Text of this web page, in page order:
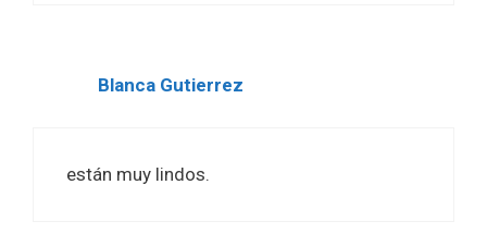
Blanca Gutierrez
están muy lindos.